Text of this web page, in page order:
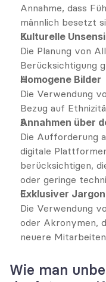
Annahme, dass
männlich besetzt
Kulturelle
Die Planung von
Berücksichtigung
Homogene Bilder
Die Verwendung
Bezug auf
Annahmen über
Die Aufforderung
digitale
berücksichtigen,
oder geringe
Exklusiver Jargon
Die Verwendung
oder Akronymen,
neuere
Wie man